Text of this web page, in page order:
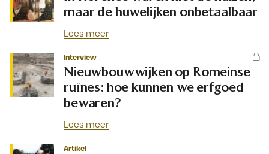
maar de huwelijken onbetaalbaar
Lees meer
Interview
Nieuwbouwwijken op Romeinse
ruïnes: hoe kunnen we erfgoed
bewaren?
Lees meer
Artikel